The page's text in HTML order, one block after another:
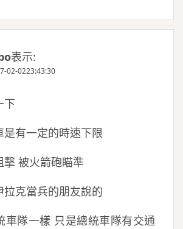
表示:
02-0223:43:30
下
是有一定的時速下限
擊 被火箭砲瞄準
拉克當兵的朋友說的
車隊一樣 只是總統車隊有交通